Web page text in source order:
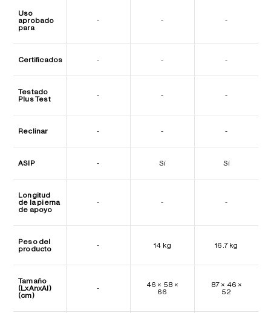
Uso
aprobado
para
- - -
Certificados - - -
Testado
Plus Test
- - -
Reclinar - - -
ASIP - Sí Sí
Longitud
de la pierna
de apoyo
- - -
Peso del
producto
- 14 kg 16.7 kg
Tamaño
(LxAnxAl)
(cm)
-
46 × 58 ×
66
87 × 46 ×
52